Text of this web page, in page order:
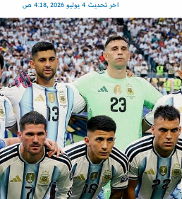
اخر تحديث 4 يوليو 2026 ,4:18 ص